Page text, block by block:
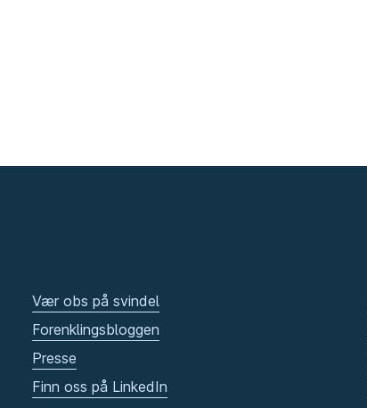
Vær obs på svindel
Forenklingsbloggen
Presse
Finn oss på LinkedIn